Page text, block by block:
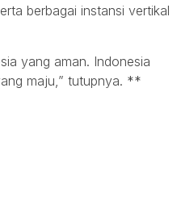
berbagai instansi vertikal
yang aman. Indonesia
maju,” tutupnya. **